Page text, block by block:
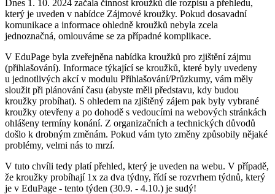
Dnes 1. 10. 2024 začala činnost kroužků dle rozpisu a přehledu,
který je uveden v nabídce Zájmové kroužky. Pokud dosavadní
komunikace a informace ohledně kroužků nebyla zcela
jednoznačná, omlouváme se za případné komplikace.
V EduPage byla zveřejněna nabídka kroužků pro zjištění zájmu
(přihlašování). Informace týkající se kroužků, které byly uvedeny
u jednotlivých akcí v modulu Přihlašování/Průzkumy, vám měly
sloužit při plánování času (abyste měli představu, kdy budou
kroužky probíhat). S ohledem na zjištěný zájem pak byly vybrané
kroužky otevřeny a po dohodě s vedoucími na webových stránkách
ohlášeny termíny konání. Z organizačních a technických důvodů
došlo k drobným změnám. Pokud vám tyto změny způsobily nějaké
problémy, velmi nás to mrzí.
V tuto chvíli tedy platí přehled, který je uveden na webu. V případě,
že kroužky probíhají 1x za dva týdny, řídí se rozvrhem týdnů, který
je v EduPage - tento týden (30.9. - 4.10.) je sudý!